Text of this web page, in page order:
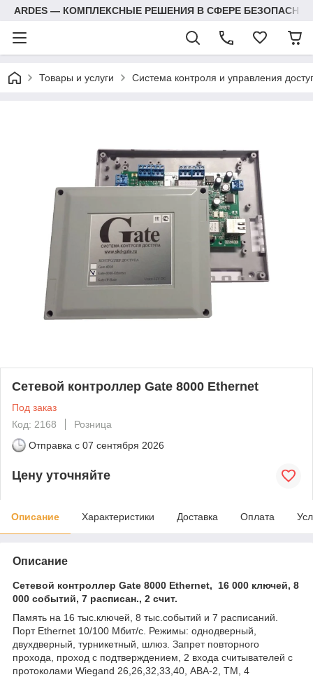
ARDES — КОМПЛЕКСНЫЕ РЕШЕНИЯ В СФЕРЕ
Товары и услуги Система контроля и управления
Сетевой контроллер Gate 8000 Ethernet
Под заказ
Код: 2168
Розница
Отправка с 07 сентября 2026
Цену уточняйте
Описание Характеристики Доставка Оплата
Описание
Сетевой контроллер Gate 8000 Ethernet, 16 000 ключей, 8
000 событий, 7 расписан., 2 счит.
Память на 16 тыс.ключей, 8 тыс.событий и 7 расписаний.
Порт Ethernet 10/100 Мбит/с. Режимы: однодверный,
двухдверный, турникетный, шлюз. Запрет повторного
прохода, проход с подтверждением, 2 входа считывателей с
протоколами Wiegand 26,26,32,33,40, АВА-2, ТМ, 4